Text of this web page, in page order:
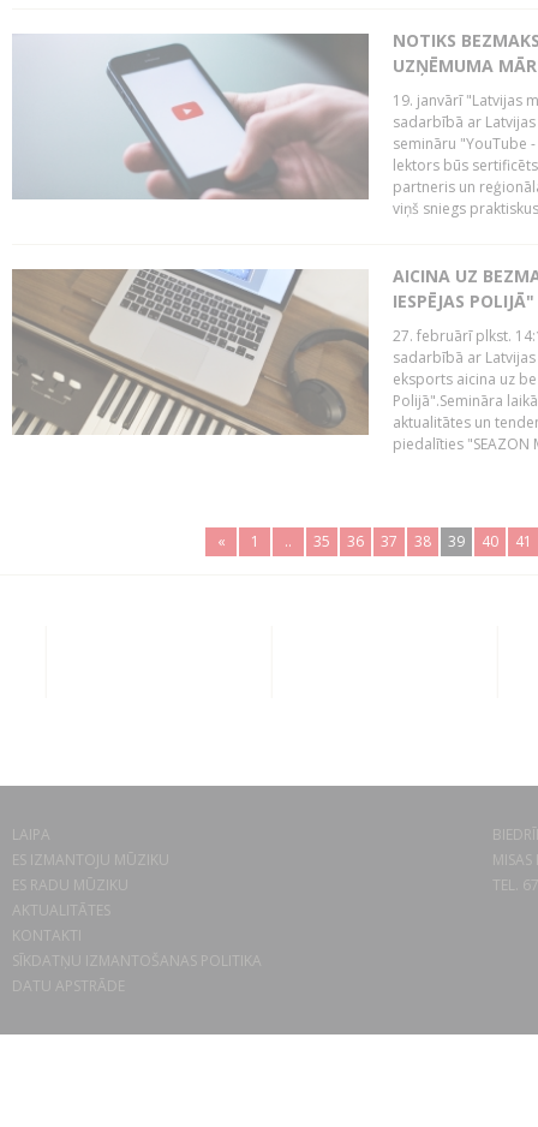
NOTIKS
UZŅĒMUMA
19. janvārī "Latvijas
sadarbībā ar
semināru "YouTube
lektors būs
partneris un
viņš sniegs
AICINA UZ
IESPĒJAS POLIJĀ"
27. februārī plkst.
sadarbībā ar
eksports aicina uz
Polijā".Semināra
aktualitātes un
piedalīties "SEAZON
« 1 .. 35 36 37 38 39 40 41
LAIPA
ES IZMANTOJU MŪZIKU
ES RADU MŪZIKU
AKTUALITĀTES
KONTAKTI
SĪKDATŅU IZMANTOŠANAS POLITIKA
DATU APSTRĀDE
TEL.